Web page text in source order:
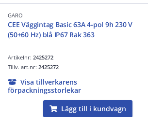
GARO
CEE Väggintag Basic 63A 4-pol 9h 230 V
(50+60 Hz) blå IP67 Rak 363
Artikelnr:2425272
Tillv. art.nr:2425272
Visa tillverkarens
förpackningsstorlekar
Lägg till i kundvagn